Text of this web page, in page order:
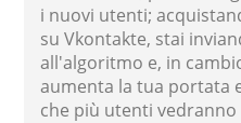
i nuovi utenti;
su Vkontakte, stai
all'algoritmo e, in
aumenta la tua portata
che più utenti